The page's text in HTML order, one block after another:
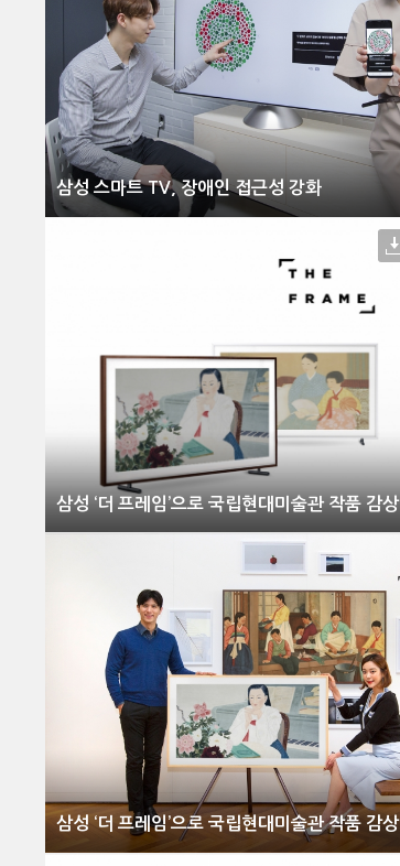
삼성 스마트 TV, 장애인 접근성 강화
삼성 ‘더 프레임’으로 국립현대미술관 작품 감상
삼성 ‘더 프레임’으로 국립현대미술관 작품 감상